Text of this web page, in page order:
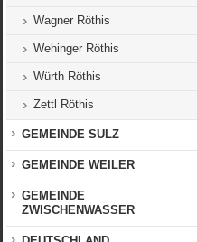
Wagner Röthis
Wehinger Röthis
Würth Röthis
Zettl Röthis
GEMEINDE SULZ
GEMEINDE WEILER
GEMEINDE
ZWISCHENWASSER